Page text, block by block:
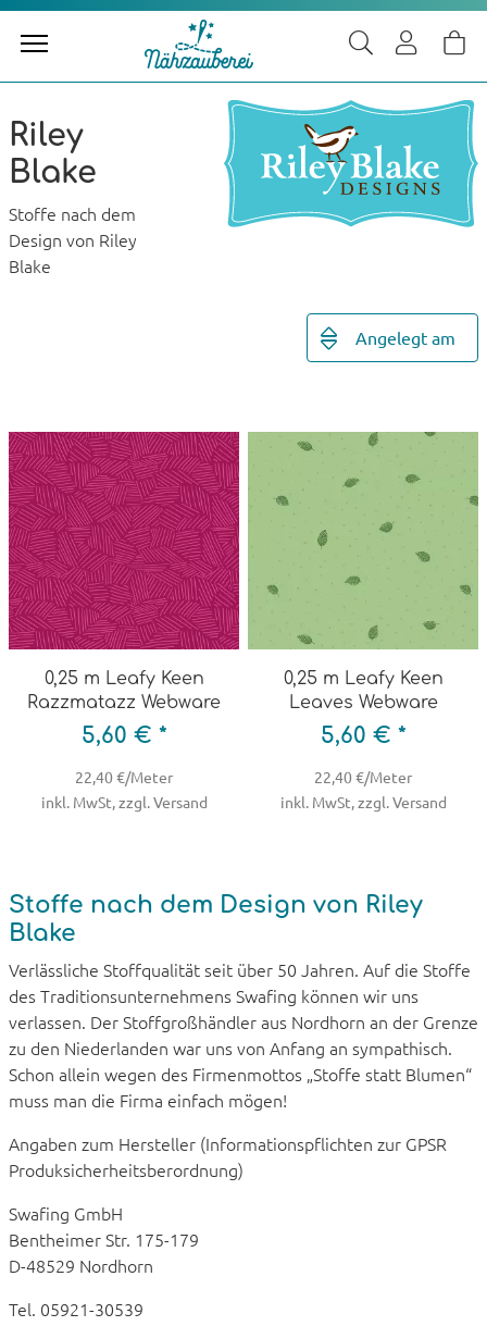
Riley
Blake
Stoffe nach dem
Design von Riley
Blake
Angelegt am
0,25 m Leafy Keen
Razzmatazz Webware
5,60 € *
22,40 €/Meter
inkl. MwSt, zzgl. Versand
0,25 m Leafy Keen
Leaves Webware
5,60 € *
22,40 €/Meter
inkl. MwSt, zzgl. Versand
Stoffe nach dem Design von Riley
Blake
Verlässliche Stoffqualität seit über 50 Jahren. Auf die Stoffe
des Traditionsunternehmens Swafing können wir uns
verlassen. Der Stoffgroßhändler aus Nordhorn an der Grenze
zu den Niederlanden war uns von Anfang an sympathisch.
Schon allein wegen des Firmenmottos „Stoffe statt Blumen“
muss man die Firma einfach mögen!
Angaben zum Hersteller (Informationspflichten zur GPSR
Produksicherheitsberordnung)
Swafing GmbH
Bentheimer Str. 175-179
D-48529 Nordhorn
Tel. 05921-30539